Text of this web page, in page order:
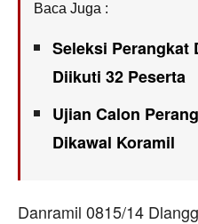
Baca Juga :
Seleksi Perangkat
Diikuti 32 Peserta
Ujian Calon
Dikawal Koramil
Danramil 0815/14